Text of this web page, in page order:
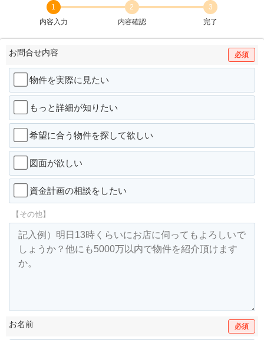
1
内容入力
2
内容確認
3
完了
お問合せ内容 必須
物件を実際に見たい
もっと詳細が知りたい
希望に合う物件を探して欲しい
図面が欲しい
資金計画の相談をしたい
【その他】
お名前 必須